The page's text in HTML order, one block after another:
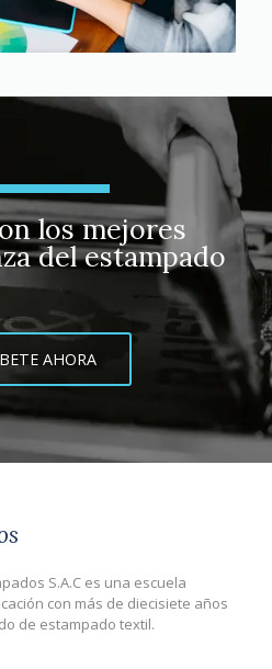
los mejores
del estampado
AHORA
S.A.C es una escuela
con más de diecisiete años
de estampado textil.